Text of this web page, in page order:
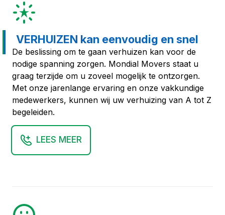
VERHUIZEN kan eenvoudig en snel
De beslissing om te gaan verhuizen kan voor de
nodige spanning zorgen. Mondial Movers staat u
graag terzijde om u zoveel mogelijk te ontzorgen.
Met onze jarenlange ervaring en onze vakkundige
medewerkers, kunnen wij uw verhuizing van A tot Z
begeleiden.
LEES MEER